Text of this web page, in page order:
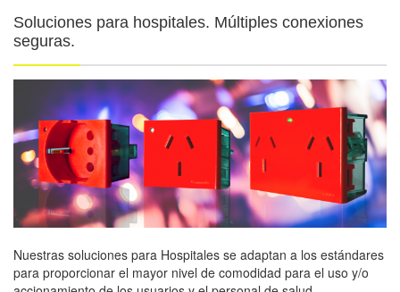
Soluciones para hospitales. Múltiples conexiones
seguras.
Nuestras soluciones para Hospitales se adaptan a los estándares
para proporcionar el mayor nivel de comodidad para el uso y/o